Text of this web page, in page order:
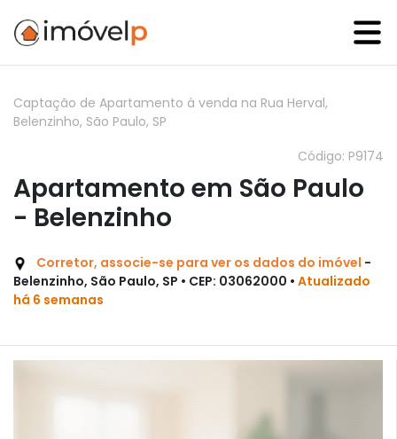
Captação de Apartamento à venda na Rua Herval,
Belenzinho, São Paulo, SP
Código: P9174
Apartamento em São Paulo
- Belenzinho
Corretor, associe-se para ver os dados do imóvel -
Belenzinho, São Paulo, SP • CEP: 03062000 • Atualizado
há 6 semanas